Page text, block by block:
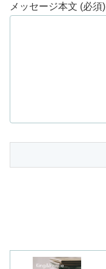
メッセージ本文 (必須)